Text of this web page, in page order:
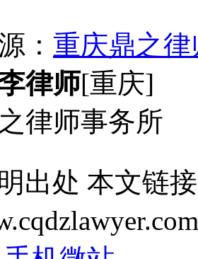
： 重庆鼎之
律师[重庆]
律师事务所
出处 本文链